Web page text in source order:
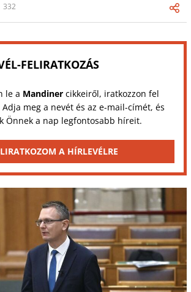
332
FELIRATKOZÁS
le a Mandinercikkeiről, iratkozzon fel
meg a nevét és az e-mail-címét, és
Önnek a nap legfontosabb híreit.
A HÍRLEVÉLRE